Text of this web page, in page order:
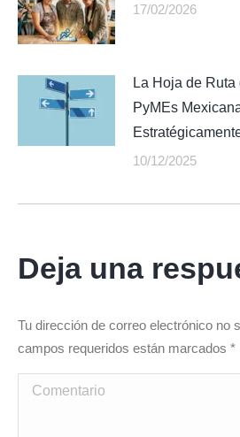
17/02/2026
La Hoja de
PyMEs
10/12/2025
Deja una
Tu dirección de correo electrónico no
campos requeridos están marcados *
Comentario